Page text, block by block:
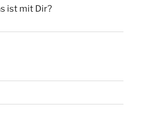
ist mit Dir?